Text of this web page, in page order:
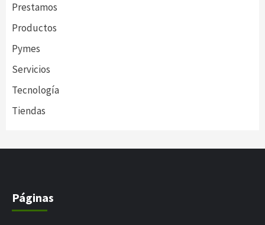
Prestamos
Productos
Pymes
Servicios
Tecnología
Tiendas
Páginas